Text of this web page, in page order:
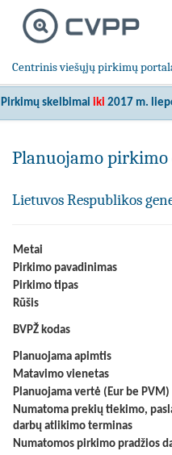
Centrinis viešųjų pirkimų
Pirkimų skelbimai iki 2017 m.
Planuojamo
Lietuvos Respublikos
Metai
Pirkimo pavadinimas
Pirkimo tipas
Rūšis
BVPŽ kodas
Planuojama apimtis
Matavimo vienetas
Planuojama vertė (Eur be PVM)
Numatoma prekių tiekimo,
darbų atlikimo terminas
Numatomos pirkimo pradžios